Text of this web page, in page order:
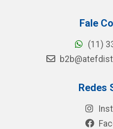
Fale
(11)
Redes